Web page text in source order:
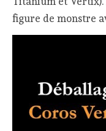
figure de monstre